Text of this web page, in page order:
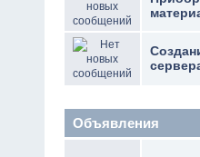
Объявления